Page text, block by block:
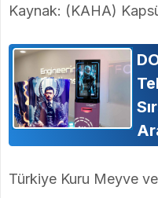
Kaynak: (KAHA)
Türkiye Kuru Meyve